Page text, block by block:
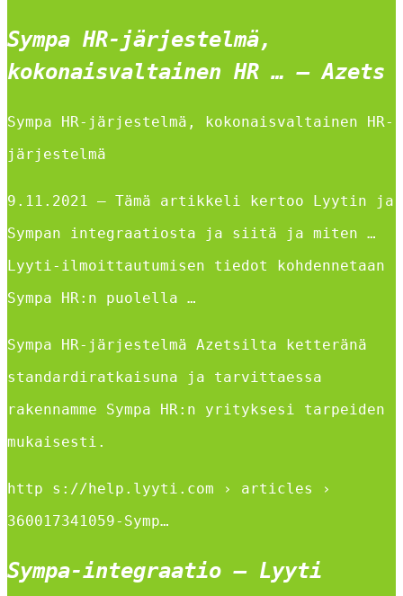
Sympa HR-järjestelmä,
kokonaisvaltainen HR … – Azets
Sympa HR-järjestelmä, kokonaisvaltainen HR-
järjestelmä
9.11.2021 — Tämä artikkeli kertoo Lyytin ja
Sympan integraatiosta ja siitä ja miten …
Lyyti-ilmoittautumisen tiedot kohdennetaan
Sympa HR:n puolella …
Sympa HR-järjestelmä Azetsilta ketteränä
standardiratkaisuna ja tarvittaessa
rakennamme Sympa HR:n yrityksesi tarpeiden
mukaisesti.
http s://help.lyyti.com › articles ›
360017341059-Symp…
Sympa-integraatio – Lyyti